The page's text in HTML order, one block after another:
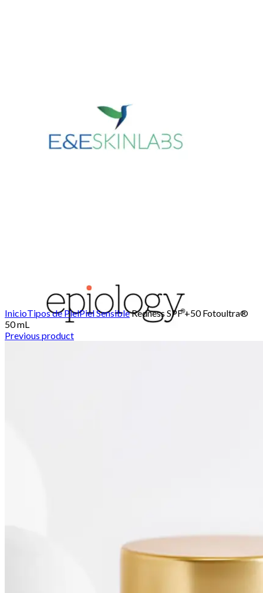
Click para agrandar
InicioTipos de PielPiel SensibleRedness SPF +50 Fotoultra®
50 mL
Previous product